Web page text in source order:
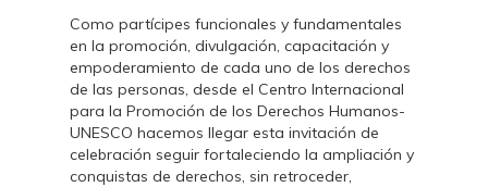
Como partícipes funcionales y fundamentales
en la promoción, divulgación, capacitación y
empoderamiento de cada uno de los derechos
de las personas, desde el Centro Internacional
para la Promoción de los Derechos Humanos-
UNESCO hacemos llegar esta invitación de
celebración seguir fortaleciendo la ampliación y
conquistas de derechos, sin retroceder,